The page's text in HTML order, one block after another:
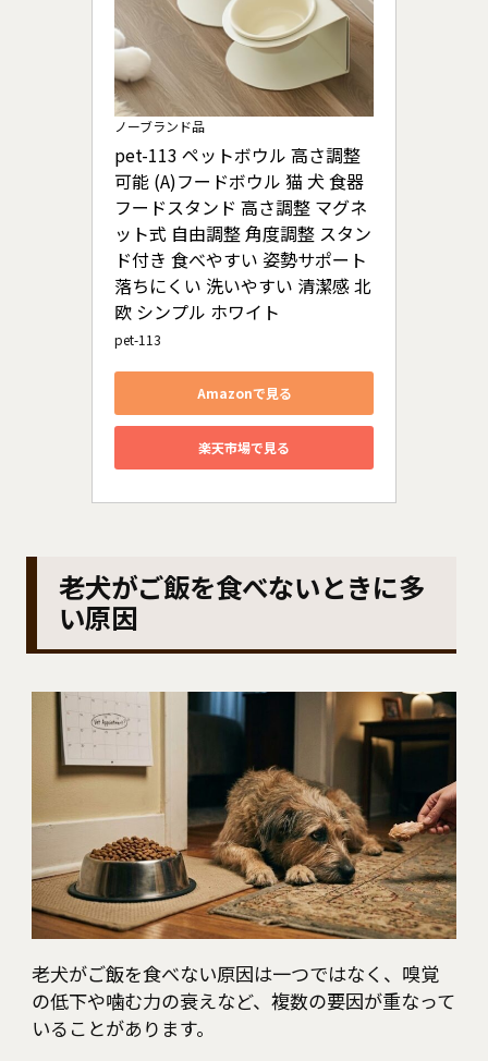
ノーブランド品
pet-113 ペットボウル 高さ調整
可能 (A)フードボウル 猫 犬 食器
フードスタンド 高さ調整 マグネ
ット式 自由調整 角度調整 スタン
ド付き 食べやすい 姿勢サポート
落ちにくい 洗いやすい 清潔感 北
欧 シンプル ホワイト
pet-113
Amazonで見る
楽天市場で見る
老犬がご飯を食べないときに多
い原因
老犬がご飯を食べない原因は一つではなく、嗅覚
の低下や噛む力の衰えなど、複数の要因が重なって
いることがあります。